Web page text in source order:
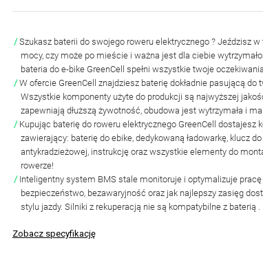
Szukasz baterii do swojego roweru elektrycznego ? Jeździsz w
mocy, czy może po mieście i ważna jest dla ciebie
bateria do e-bike GreenCell spełni wszystkie twoje
W ofercie GreenCell znajdziesz baterię dokładnie pasującą do
Wszystkie komponenty użyte do produkcji są najwyższej
zapewniają dłuższą żywotność, obudowa jest wytrzymała i
Kupując baterię do roweru elektrycznego GreenCell dostajesz
zawierający: baterię do ebike, dedykowaną ładowarkę, klucz
antykradzieżowej, instrukcję oraz wszystkie elementy do
rowerze!
Inteligentny system BMS stale monitoruje i optymalizuje
bezpieczeństwo, bezawaryjność oraz jak najlepszy zasięg
stylu jazdy. Silniki z rekuperacją nie są kompatybilne z baterią .
Zobacz specyfikację